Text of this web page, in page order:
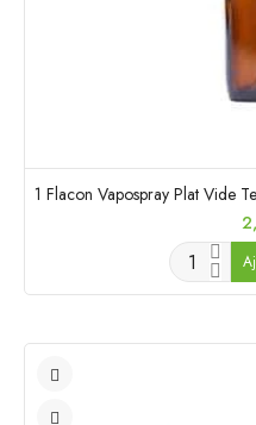
1 Flacon Vapospray Plat Vide